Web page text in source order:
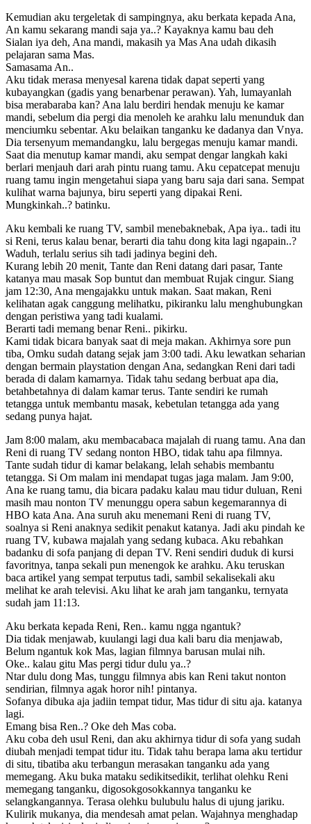
Kemudian aku tergeletak di sampingnya, aku berkata kepada Ana,
An kamu sekarang mandi saja ya..? Kayaknya kamu bau deh
Sialan iya deh, Ana mandi, makasih ya Mas Ana udah dikasih
pelajaran sama Mas.
Samasama An..
Aku tidak merasa menyesal karena tidak dapat seperti yang
kubayangkan (gadis yang benarbenar perawan). Yah, lumayanlah
bisa merabaraba kan? Ana lalu berdiri hendak menuju ke kamar
mandi, sebelum dia pergi dia menoleh ke arahku lalu menunduk dan
menciumku sebentar. Aku belaikan tanganku ke dadanya dan Vnya.
Dia tersenyum memandangku, lalu bergegas menuju kamar mandi.
Saat dia menutup kamar mandi, aku sempat dengar langkah kaki
berlari menjauh dari arah pintu ruang tamu. Aku cepatcepat menuju
ruang tamu ingin mengetahui siapa yang baru saja dari sana. Sempat
kulihat warna bajunya, biru seperti yang dipakai Reni.
Mungkinkah..? batinku.
Aku kembali ke ruang TV, sambil menebaknebak, Apa iya.. tadi itu
si Reni, terus kalau benar, berarti dia tahu dong kita lagi ngapain..?
Waduh, terlalu serius sih tadi jadinya begini deh.
Kurang lebih 20 menit, Tante dan Reni datang dari pasar, Tante
katanya mau masak Sop buntut dan membuat Rujak cingur. Siang
jam 12:30, Ana mengajakku untuk makan. Saat makan, Reni
kelihatan agak canggung melihatku, pikiranku lalu menghubungkan
dengan peristiwa yang tadi kualami.
Berarti tadi memang benar Reni.. pikirku.
Kami tidak bicara banyak saat di meja makan. Akhirnya sore pun
tiba, Omku sudah datang sejak jam 3:00 tadi. Aku lewatkan seharian
dengan bermain playstation dengan Ana, sedangkan Reni dari tadi
berada di dalam kamarnya. Tidak tahu sedang berbuat apa dia,
betahbetahnya di dalam kamar terus. Tante sendiri ke rumah
tetangga untuk membantu masak, kebetulan tetangga ada yang
sedang punya hajat.
Jam 8:00 malam, aku membacabaca majalah di ruang tamu. Ana dan
Reni di ruang TV sedang nonton HBO, tidak tahu apa filmnya.
Tante sudah tidur di kamar belakang, lelah sehabis membantu
tetangga. Si Om malam ini mendapat tugas jaga malam. Jam 9:00,
Ana ke ruang tamu, dia bicara padaku kalau mau tidur duluan, Reni
masih mau nonton TV menunggu opera sabun kegemarannya di
HBO kata Ana. Ana suruh aku menemani Reni di ruang TV,
soalnya si Reni anaknya sedikit penakut katanya. Jadi aku pindah ke
ruang TV, kubawa majalah yang sedang kubaca. Aku rebahkan
badanku di sofa panjang di depan TV. Reni sendiri duduk di kursi
favoritnya, tanpa sekali pun menengok ke arahku. Aku teruskan
baca artikel yang sempat terputus tadi, sambil sekalisekali aku
melihat ke arah televisi. Aku lihat ke arah jam tanganku, ternyata
sudah jam 11:13.
Aku berkata kepada Reni, Ren.. kamu ngga ngantuk?
Dia tidak menjawab, kuulangi lagi dua kali baru dia menjawab,
Belum ngantuk kok Mas, lagian filmnya barusan mulai nih.
Oke.. kalau gitu Mas pergi tidur dulu ya..?
Ntar dulu dong Mas, tunggu filmnya abis kan Reni takut nonton
sendirian, filmnya agak horor nih! pintanya.
Sofanya dibuka aja jadiin tempat tidur, Mas tidur di situ aja. katanya
lagi.
Emang bisa Ren..? Oke deh Mas coba.
Aku coba deh usul Reni, dan aku akhirnya tidur di sofa yang sudah
diubah menjadi tempat tidur itu. Tidak tahu berapa lama aku tertidur
di situ, tibatiba aku terbangun merasakan tanganku ada yang
memegang. Aku buka mataku sedikitsedikit, terlihat olehku Reni
memegang tanganku, digosokgosokkannya tanganku ke
selangkangannya. Terasa olehku bulubulu halus di ujung jariku.
Kulirik mukanya, dia mendesah amat pelan. Wajahnya menghadap